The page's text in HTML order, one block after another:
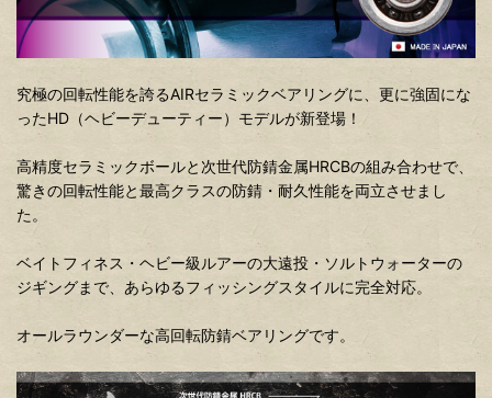
究極の回転性能を誇るAIRセラミックベアリングに、更に強固にな
ったHD（ヘビーデューティー）モデルが新登場！
高精度セラミックボールと次世代防錆金属HRCBの組み合わせで、
驚きの回転性能と最高クラスの防錆・耐久性能を両立させまし
た。
ベイトフィネス・ヘビー級ルアーの大遠投・ソルトウォーターの
ジギングまで、あらゆるフィッシングスタイルに完全対応。
オールラウンダーな高回転防錆ベアリングです。